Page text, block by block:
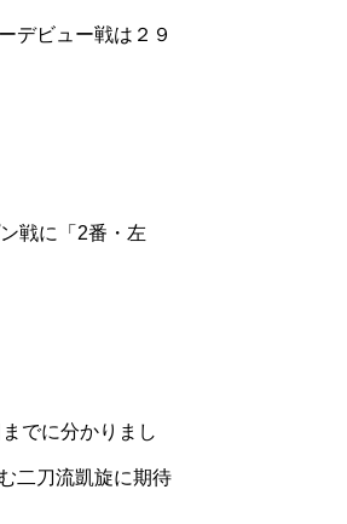
デビュー戦は２９
戦に「2番・左
でに分かりまし
二刀流凱旋に期待